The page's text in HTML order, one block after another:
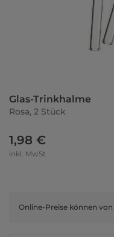
Glas-Trinkhalme
Rosa, 2 Stück
1,98 €
inkl. MwSt